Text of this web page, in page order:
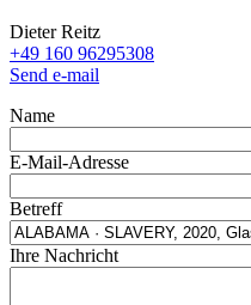
Dieter Reitz
+49 160 96295308
Send e-mail
Name
E-Mail-Adresse
Betreff
Ihre Nachricht